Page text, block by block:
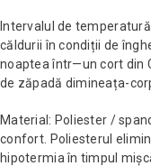
Intervalul de
căldurii în condiții de
noaptea într—un cort din
de zăpadă dimineața-
Material: Poliester /
confort. Poliesterul
hipotermia în timpul